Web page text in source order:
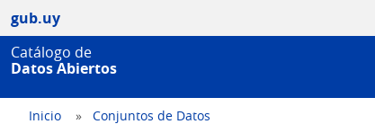
gub.uy
Catálogo de
Datos Abiertos
Inicio Conjuntos de Datos